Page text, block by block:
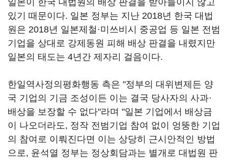
일본이 한국 대법원의 배상 판결을 받아들이지 않고
있기 때문이다. 일본 정부는 지난 2018년 한국 대법
원은 2018년 일본제철·미쓰비시 중공업 등 일본 전범
기업을 상대로 강제동원 피해 배상 판결을 내렸지만
일본의 태도는 4년간 제자리 걸음이다.
한일역사정의평화행동 측은 "정부의 대위변제든 양
국 기업의 기금 조성이든 이는 결국 당사자의 사과·
배상을 보장할 수 없다"라며 "일본 기업에서 배상금
이 나오더라도, 정작 전범기업 참여 없이 엉뚱한 기업
의 참여로 이뤄진다면 이는 상당히 근시안적인 방법
으로, 윤석열 정부는 정상회담과는 별개로 대법원 판